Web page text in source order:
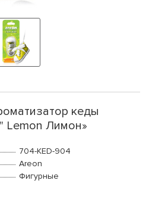
кеды
Lemon Лимон»
704-KED-904
Areon
Фигурные